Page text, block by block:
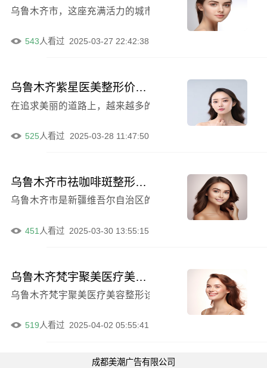
乌鲁木齐市，这座充满活力的城市，不仅有着壮丽的自然风
2025-03-27 22:42:38
543人看过
乌鲁木齐紫星医美整形价格汇总及全切双眼皮例子
在追求美丽的道路上，越来越多的人选择医美整形来实现自
2025-03-28 11:47:50
525人看过
乌鲁木齐市祛咖啡斑整形医院前十强2024版，阐艺美医疗美容门诊部领衔
乌鲁木齐市是新疆维吾尔自治区的首府，也是一个美丽的城
2025-03-30 13:55:15
451 人看过
乌鲁木齐梵宇聚美医疗美容整形诊所哪些医生比较好，价格（收费标准）近期揭晓
乌鲁木齐梵宇聚美医疗美容整形诊所是一家备受关注的医疗
2025-04-02 05:55:41
519人看过
成都美潮广告有限公司